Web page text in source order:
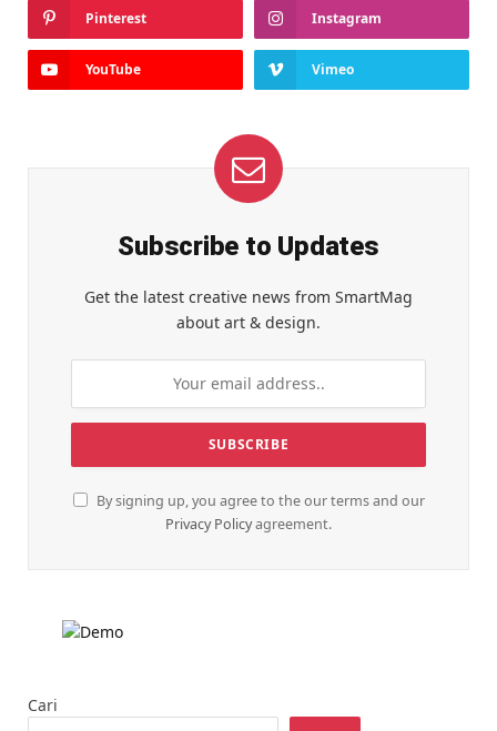
Pinterest Instagram
YouTube Vimeo
Subscribe to Updates
Get the latest creative news from SmartMag
about art & design.
By signing up, you agree to the our terms and our
Privacy Policyagreement.
Cari